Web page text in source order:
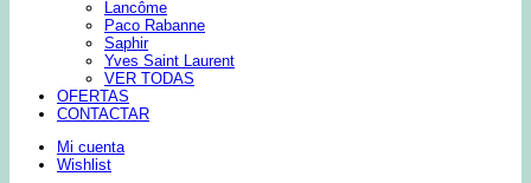
Lancôme
Paco Rabanne
Saphir
Yves Saint Laurent
VER TODAS
OFERTAS
CONTACTAR
Mi cuenta
Wishlist